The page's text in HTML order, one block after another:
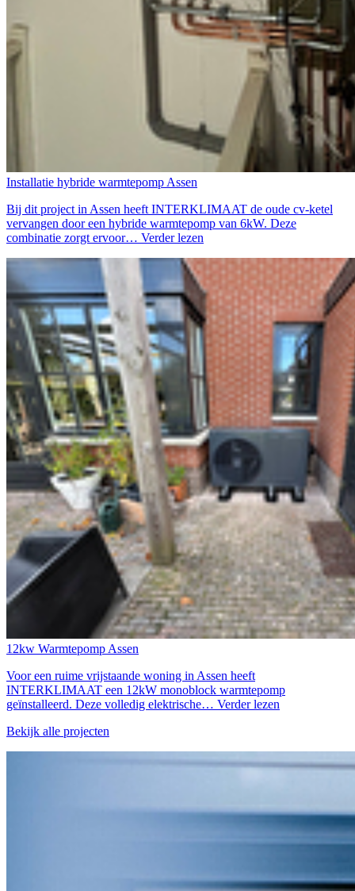
Installatie hybride warmtepomp Assen
Bij dit project in Assen heeft INTERKLIMAAT de oude cv-ketel
vervangen door een hybride warmtepomp van 6kW. Deze
combinatie zorgt ervoor… Verder lezen
12kw Warmtepomp Assen
Voor een ruime vrijstaande woning in Assen heeft
INTERKLIMAAT een 12kW monoblock warmtepomp
geïnstalleerd. Deze volledig elektrische… Verder lezen
Bekijk alle projecten